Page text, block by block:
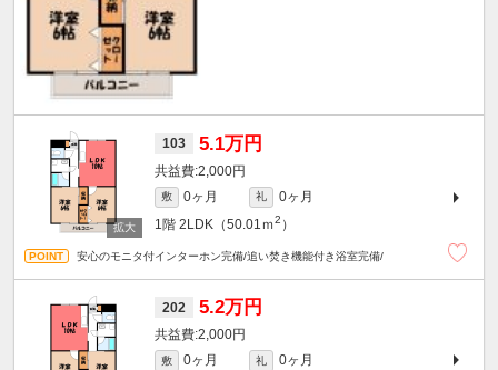
103 5.1万円
2,000円
敷 0ヶ月 礼
0ヶ月
1階 2LDK（50.01ｍ2 ）
安心のモニタ付インターホン完備/追い焚き機能付き浴室完備/
202 5.2万円
2,000円
敷 0ヶ月 礼
0ヶ月